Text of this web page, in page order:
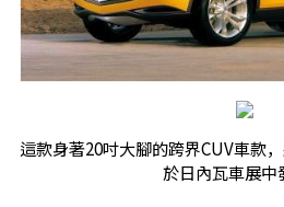
這款身著20吋大腳的跨界CUV車款
於日內瓦車展中